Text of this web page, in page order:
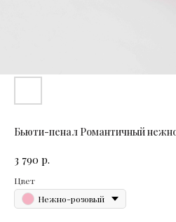
Бьюти-пенал Романтичный
3 790 р.
Цвет
Нежно-розовый